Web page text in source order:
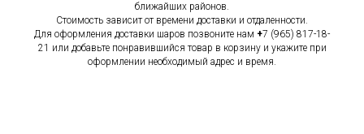
ближайших районов.
Стоимость зависит от времени доставки и отдаленности.
Для оформления доставки шаров позвоните нам +7 (965) 817-18-
21 или добавьте понравившийся товар в корзину и укажите при
оформлении необходимый адрес и время.